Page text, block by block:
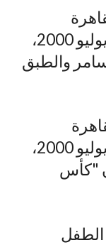
السادس للأذاعة والتليفزيون، يوليو 2000،
والطبق
السادس للأذاعة والتليفزيون، يوليو 2000،
"كأس
الطفل